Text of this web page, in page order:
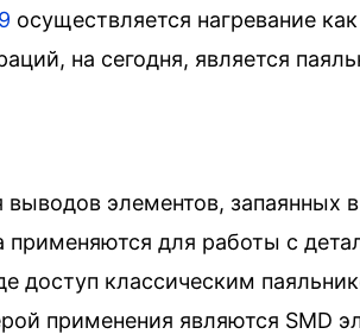
осуществляется нагревание
на сегодня, является
элементов,
применяются для работы с
доступ классическим
применения являются SMD